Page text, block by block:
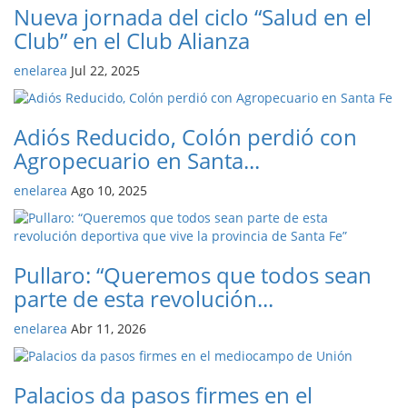
Nueva jornada del ciclo “Salud en el
Club” en el Club Alianza
enelarea Jul 22, 2025
Adiós Reducido, Colón perdió con
Agropecuario en Santa...
enelarea Ago 10, 2025
Pullaro: “Queremos que todos sean
parte de esta revolución...
enelarea Abr 11, 2026
Palacios da pasos firmes en el